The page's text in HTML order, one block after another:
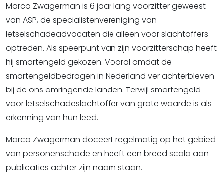
Marco Zwagerman is 6 jaar lang voorzitter geweest
van ASP, de specialistenvereniging van
letselschadeadvocaten die alleen voor slachtoffers
optreden. Als speerpunt van zijn voorzitterschap heeft
hij smartengeld gekozen. Vooral omdat de
smartengeldbedragen in Nederland ver achterbleven
bij de ons omringende landen. Terwijl smartengeld
voor letselschadeslachtoffer van grote waarde is als
erkenning van hun leed.
Marco Zwagerman doceert regelmatig op het gebied
van personenschade en heeft een breed scala aan
publicaties achter zijn naam staan.